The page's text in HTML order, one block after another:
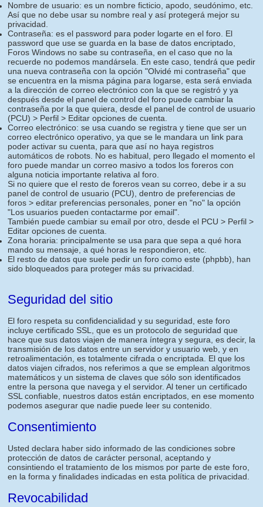
Nombre de usuario: es un nombre ficticio, apodo, seudónimo, etc.
Así que no debe usar su nombre real y así protegerá mejor su
privacidad.
Contraseña: es el password para poder logarte en el foro. El
password que use se guarda en la base de datos encriptado,
Foros Windows no sabe su contraseña, en el caso que no la
recuerde no podemos mandársela. En este caso, tendrá que pedir
una nueva contraseña con la opción "Olvidé mi contraseña" que
se encuentra en la misma página para logarse, esta será enviada
a la dirección de correo electrónico con la que se registró y ya
después desde el panel de control del foro puede cambiar la
contraseña por la que quiera, desde el panel de control de usuario
(PCU) > Perfil > Editar opciones de cuenta.
Correo electrónico: se usa cuando se registra y tiene que ser un
correo electrónico operativo, ya que se le mandara un link para
poder activar su cuenta, para que así no haya registros
automáticos de robots. No es habitual, pero llegado el momento el
foro puede mandar un correo masivo a todos los foreros con
alguna noticia importante relativa al foro.
Si no quiere que el resto de foreros vean su correo, debe ir a su
panel de control de usuario (PCU), dentro de preferencias de
foros > editar preferencias personales, poner en "no" la opción
"Los usuarios pueden contactarme por email".
También puede cambiar su email por otro, desde el PCU > Perfil >
Editar opciones de cuenta.
Zona horaria: principalmente se usa para que sepa a qué hora
mando su mensaje, a qué horas le respondieron, etc.
El resto de datos que suele pedir un foro como este (phpbb), han
sido bloqueados para proteger más su privacidad.
Seguridad del sitio
El foro respeta su confidencialidad y su seguridad, este foro
incluye certificado SSL, que es un protocolo de seguridad que
hace que sus datos viajen de manera íntegra y segura, es decir, la
transmisión de los datos entre un servidor y usuario web, y en
retroalimentación, es totalmente cifrada o encriptada. El que los
datos viajen cifrados, nos referimos a que se emplean algoritmos
matemáticos y un sistema de claves que sólo son identificados
entre la persona que navega y el servidor. Al tener un certificado
SSL confiable, nuestros datos están encriptados, en ese momento
podemos asegurar que nadie puede leer su contenido.
Consentimiento
Usted declara haber sido informado de las condiciones sobre
protección de datos de carácter personal, aceptando y
consintiendo el tratamiento de los mismos por parte de este foro,
en la forma y finalidades indicadas en esta política de privacidad.
Revocabilidad